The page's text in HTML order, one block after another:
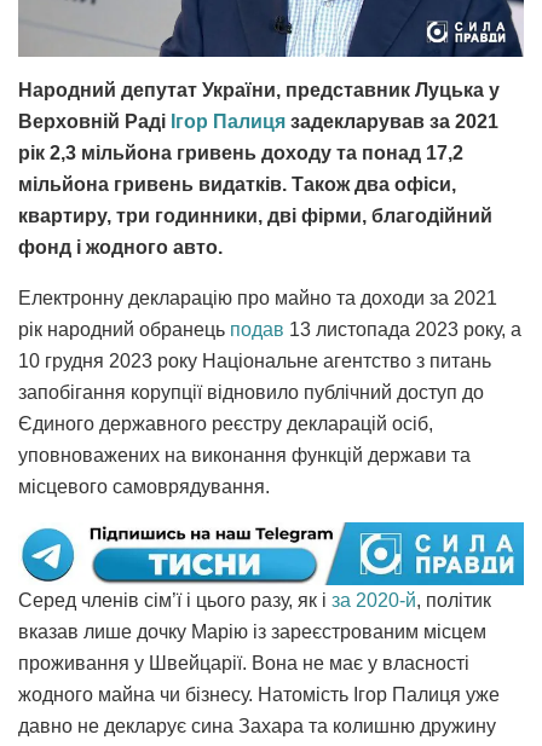
Народний депутат України, представник Луцька у
Верховній Раді Ігор Палиця задекларував за 2021
рік 2,3 мільйона гривень доходу та понад 17,2
мільйона гривень видатків. Також два офіси,
квартиру, три годинники, дві фірми, благодійний
фонд і жодного авто.
Електронну декларацію про майно та доходи за 2021
рік народний обранець подав 13 листопада 2023 року, а
10 грудня 2023 року Національне агентство з питань
запобігання корупції відновило публічний доступ до
Єдиного державного реєстру декларацій осіб,
уповноважених на виконання функцій держави та
місцевого самоврядування.
Серед членів сім’ї і цього разу, як і за 2020-й, політик
вказав лише дочку Марію із зареєстрованим місцем
проживання у Швейцарії. Вона не має у власності
жодного майна чи бізнесу. Натомість Ігор Палиця уже
давно не декларує сина Захара та колишню дружину